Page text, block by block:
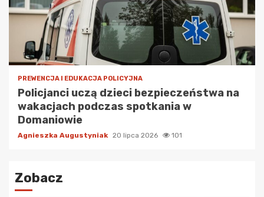
PREWENCJA I EDUKACJA POLICYJNA
Policjanci uczą dzieci bezpieczeństwa na
wakacjach podczas spotkania w
Domaniowie
Agnieszka Augustyniak 20 lipca 2026 101
Zobacz